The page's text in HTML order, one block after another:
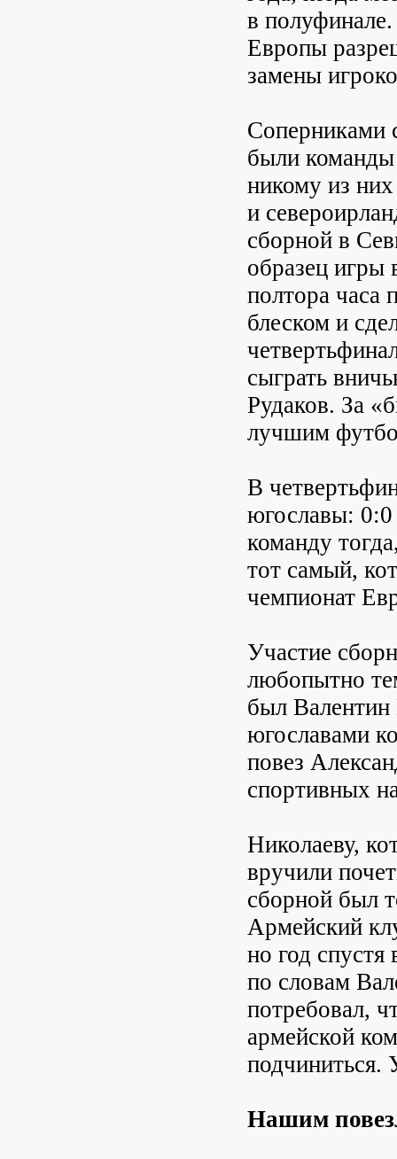
в
Европы
замены
Соперниками
были
никому из
и
сборной в
образец игры
полтора часа
блеском и
сыграть
Рудаков. За
лучшим
В
югославы:
команду
тот самый,
чемпионат
Участие
любопытно
был Валентин
югославами
повез
спортивных
Николаеву,
вручили
сборной был
Армейский
но год
по словам
потребовал,
армейской
подчиниться.
Нашим